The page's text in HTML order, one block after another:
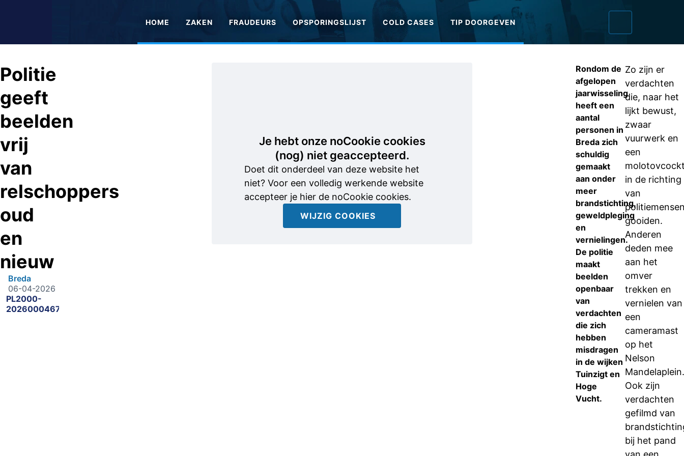
HOME ZAKEN FRAUDEURS OPSPORINGSLIJST COLD CASES TIP DOORGEVEN
Politie
geeft
beelden
vrij
van
relschoppers
oud
en
nieuw
Breda
06-04-2026
PL2000-
2026000467
Je hebt onze noCookie cookies
(nog) niet geaccepteerd.
Doet dit onderdeel van deze website het
niet? Voor een volledig werkende website
accepteer je hier de noCookie cookies.
WIJZIG COOKIES
Rondom de
afgelopen
jaarwisseling
heeft een
aantal
personen in
Breda zich
schuldig
gemaakt
aan onder
meer
brandstichting,
geweldpleging
en
vernielingen.
De politie
maakt
beelden
openbaar
van
verdachten
die zich
hebben
misdragen
in de wijken
Tuinzigt en
Hoge
Vucht.
Zo zijn er
verdachten
die, naar het
lijkt bewust,
zwaar
vuurwerk en
een
in de richting
van
gooiden.
Anderen
deden mee
aan het
omver
trekken en
vernielen van
een
cameramast
op het
Nelson
Mandelaplein.
Ook zijn
verdachten
gefilmd van
bij het pand